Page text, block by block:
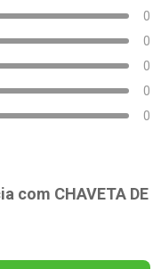
0
0
0
0
0
com CHAVETA DE